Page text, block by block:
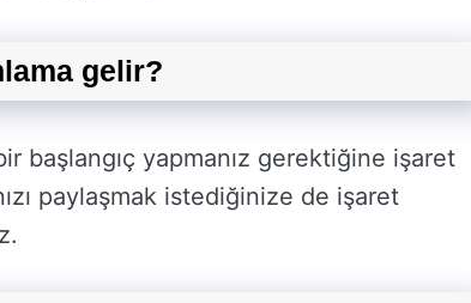
gelir?
başlangıç yapmanız gerektiğine işaret
paylaşmak istediğinize de işaret